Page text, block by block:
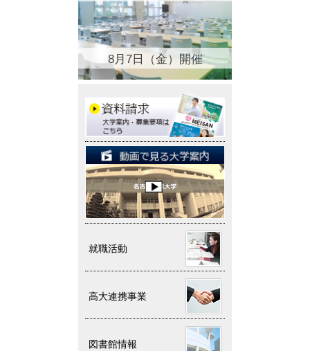
8月7日（金）開催
就職活動
高大連携事業
図書館情報